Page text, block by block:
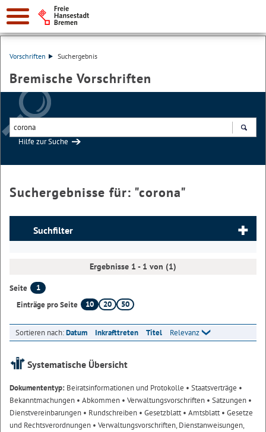
Vorschriften Suchergebnis
Bremische Vorschriften
Hilfe zur Suche
Suchergebnisse für: "corona"
Suchfilter
Ergebnisse 1 - 1 von (1)
Seite
1
Einträge pro Seite
10 20 50
Sortieren nach:Datum Inkrafttreten Titel Relevanz
Systematische Übersicht
Dokumententyp: Beiratsinformationen und Protokolle • Staatsverträge •
Bekanntmachungen • Abkommen • Verwaltungsvorschriften • Satzungen •
Dienstvereinbarungen • Rundschreiben • Gesetzblatt• Amtsblatt• Gesetze
und Rechtsverordnungen • Verwaltungsvorschriften, Dienstanweisungen,